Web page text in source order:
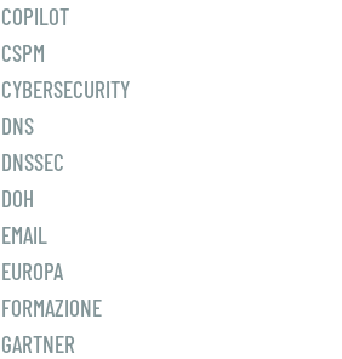
COPILOT
CSPM
CYBERSECURITY
DNS
DNSSEC
DOH
EMAIL
EUROPA
FORMAZIONE
GARTNER